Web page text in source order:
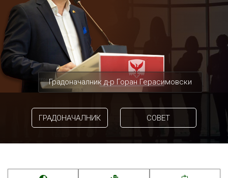
Градоначалник д-р Горан Герасимовски
ГРАДОНАЧАЛНИК СОВЕТ